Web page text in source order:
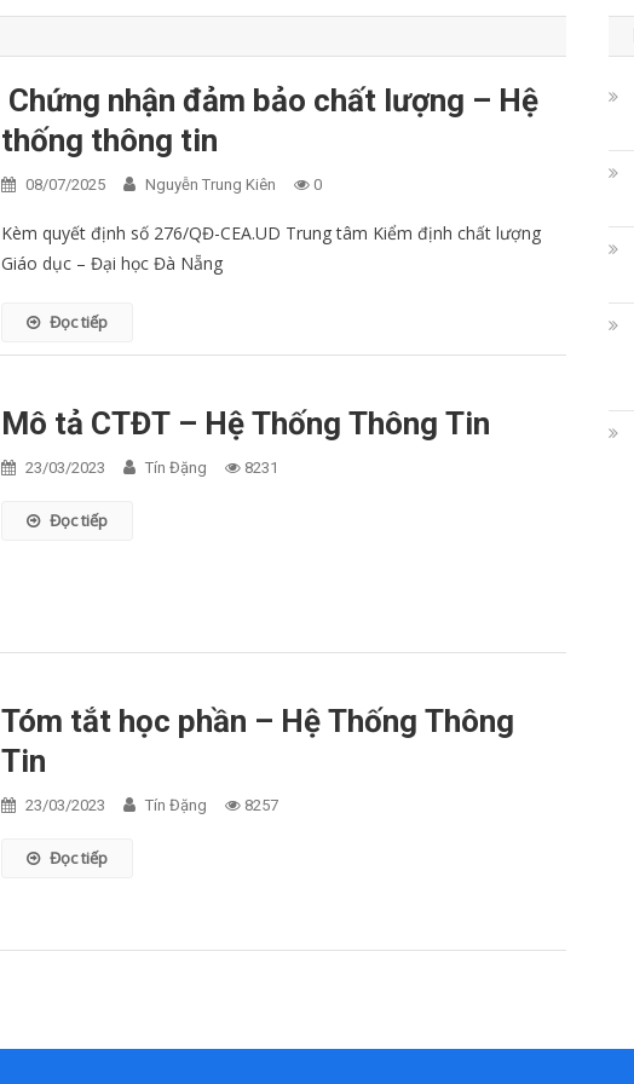
Chứng nhận đảm bảo chất lượng – Hệ
thống thông tin
08/07/2025 Nguyễn Trung Kiên 0
Kèm quyết định số 276/QĐ-CEA.UD Trung tâm Kiểm định chất lượng
Giáo dục – Đại học Đà Nẵng
Đọc tiếp
Mô tả CTĐT – Hệ Thống Thông Tin
23/03/2023 Tín Đặng 8231
Đọc tiếp
Tóm tắt học phần – Hệ Thống Thông
Tin
23/03/2023 Tín Đặng 8257
Đọc tiếp